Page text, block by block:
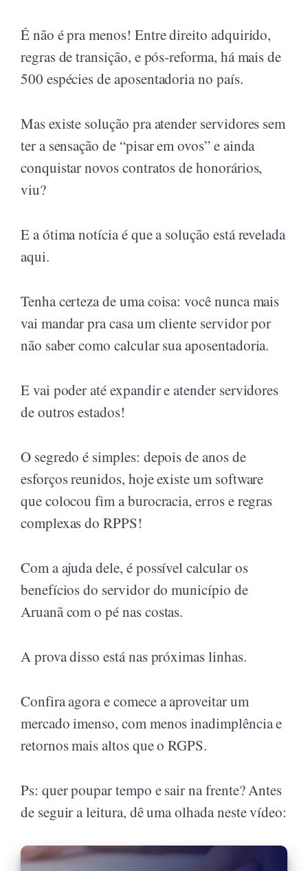
É não é pra menos! Entre direito adquirido,
regras de transição, e pós-reforma, há mais de
500 espécies de aposentadoria no país.
Mas existe solução pra atender servidores sem
ter a sensação de “pisar em ovos” e ainda
conquistar novos contratos de honorários,
viu?
E a ótima notícia é que a solução está revelada
aqui.
Tenha certeza de uma coisa: você nunca mais
vai mandar pra casa um cliente servidor por
não saber como calcular sua aposentadoria.
E vai poder até expandir e atender servidores
de outros estados!
O segredo é simples: depois de anos de
esforços reunidos, hoje existe um software
que colocou fim a burocracia, erros e regras
complexas do RPPS!
Com a ajuda dele, é possível calcular os
benefícios do servidor do município de
Aruanã com o pé nas costas.
A prova disso está nas próximas linhas.
Confira agora e comece a aproveitar um
mercado imenso, com menos inadimplência e
retornos mais altos que o RGPS.
Ps: quer poupar tempo e sair na frente? Antes
de seguir a leitura, dê uma olhada neste vídeo: